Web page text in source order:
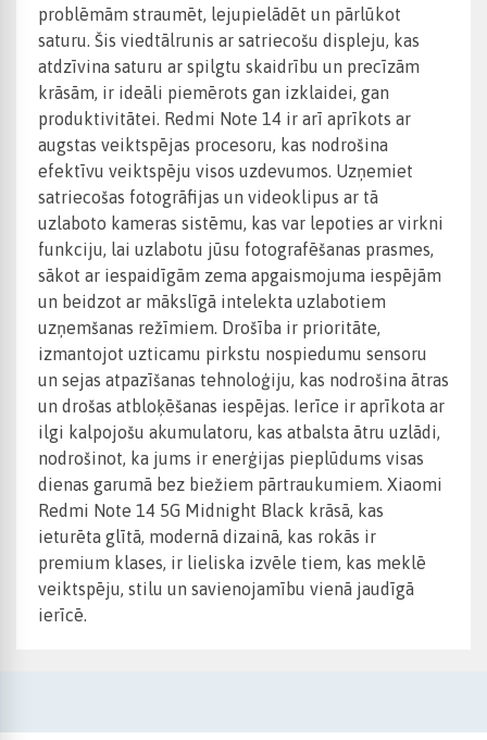
problēmām straumēt, lejupielādēt un pārlūkot
saturu. Šis viedtālrunis ar satriecošu displeju, kas
atdzīvina saturu ar spilgtu skaidrību un precīzām
krāsām, ir ideāli piemērots gan izklaidei, gan
produktivitātei. Redmi Note 14 ir arī aprīkots ar
augstas veiktspējas procesoru, kas nodrošina
efektīvu veiktspēju visos uzdevumos. Uzņemiet
satriecošas fotogrāfijas un videoklipus ar tā
uzlaboto kameras sistēmu, kas var lepoties ar virkni
funkciju, lai uzlabotu jūsu fotografēšanas prasmes,
sākot ar iespaidīgām zema apgaismojuma iespējām
un beidzot ar mākslīgā intelekta uzlabotiem
uzņemšanas režīmiem. Drošība ir prioritāte,
izmantojot uzticamu pirkstu nospiedumu sensoru
un sejas atpazīšanas tehnoloģiju, kas nodrošina ātras
un drošas atbloķēšanas iespējas. Ierīce ir aprīkota ar
ilgi kalpojošu akumulatoru, kas atbalsta ātru uzlādi,
nodrošinot, ka jums ir enerģijas pieplūdums visas
dienas garumā bez biežiem pārtraukumiem. Xiaomi
Redmi Note 14 5G Midnight Black krāsā, kas
ieturēta glītā, modernā dizainā, kas rokās ir
premium klases, ir lieliska izvēle tiem, kas meklē
veiktspēju, stilu un savienojamību vienā jaudīgā
ierīcē.